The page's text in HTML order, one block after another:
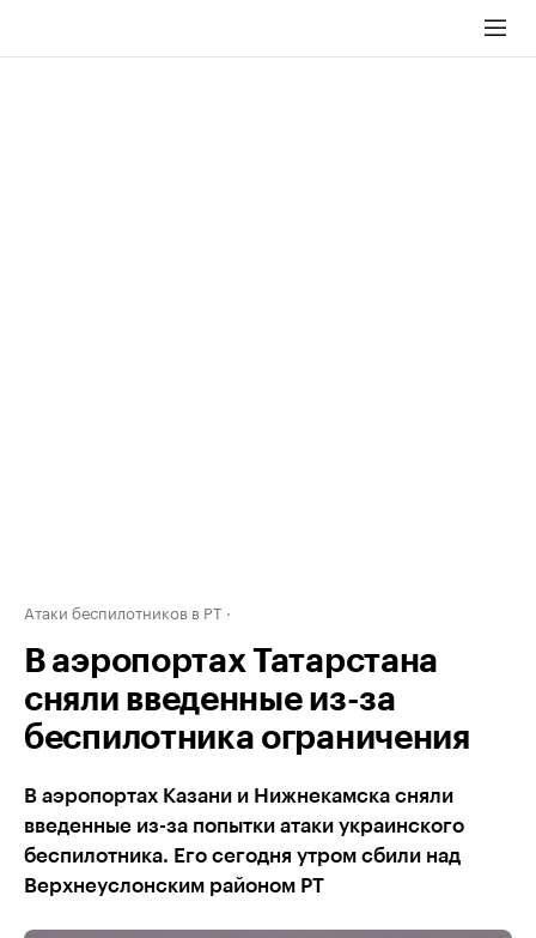
Атаки беспилотников в РТ
В аэропортах Татарстана
сняли введенные из-за
беспилотника ограничения
В аэропортах Казани и Нижнекамска сняли
введенные из-за попытки атаки украинского
беспилотника. Его сегодня утром сбили над
Верхнеуслонским районом РТ